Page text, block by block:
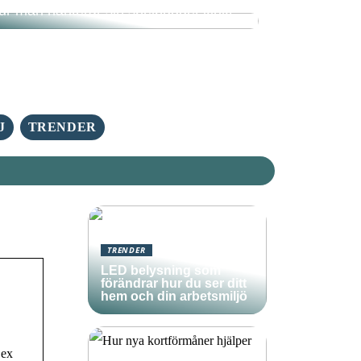
man hanterar sin spelbudget klokt
TRENDER
TRENDER
LED belysning som
förändrar hur du ser ditt
hem och din arbetsmiljö